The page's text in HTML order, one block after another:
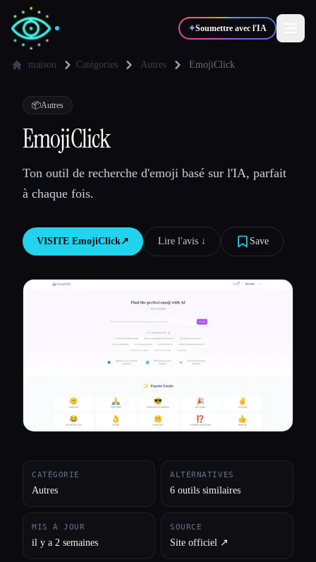
✦Soumettre avec l'IA
✍️Auteurs
💻 Développeurs
🎓Étudiants
maison Catégories Autres EmojiClick
📦Autres
EmojiClick
Ton outil de recherche d'emoji basé sur l'IA, parfait
à chaque fois.
VISITE EmojiClick↗︎ Lire l'avis ↓︎ Save
CATÉGORIE
Autres
ALTERNATIVES
6 outils similaires
MIS À JOUR
il y a 2 semaines
SOURCE
Site officiel ↗︎